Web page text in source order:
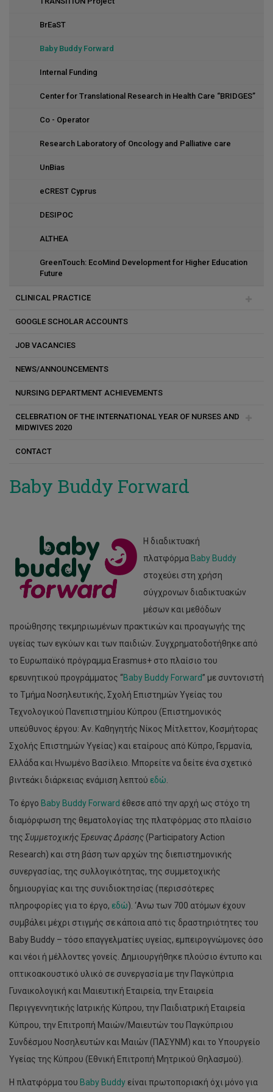
BrEaST
Baby Buddy Forward
Internal Funding
Center for Translational Research in Health Care “BRIDGES”
Co - Operator
Research Laboratory of Oncology and Palliative care
UnBias
eCREST Cyprus
DESIPOC
ALTHEA
GreenTouch: EcoMind Development for Higher Education
Future
CLINICAL PRACTICE
Εξασφάλιση έγκρισης πρακτικής άσκησης
Κανονισμοί κλινικής άσκησης προπτυχιακών φοιτητών
Κανονισμοί κλινικής άσκησης μεταπτυχιακών φοιτητών
Practicum / Clinical Training
Πολιτική Κλινικής Άσκησης
μεταπτυχιακών φοιτητών
νοσηλευτήρια
GOOGLE SCHOLAR ACCOUNTS
JOB VACANCIES
NEWS/ANNOUNCEMENTS
NURSING DEPARTMENT ACHIEVEMENTS
CELEBRATION OF THE INTERNATIONAL YEAR OF NURSES AND
MIDWIVES 2020
Greeting
Labs
CONTACT
Baby Buddy Forward
Η διαδικτυακή
πλατφόρμα Baby Buddy
στοχεύει στη χρήση
σύγχρονων διαδικτυακών
μέσων και μεθόδων
προώθησης τεκμηριωμένων πρακτικών και προαγωγής της
υγείας των εγκύων και των παιδιών. Συγχρηματοδοτήθηκε από
το Ευρωπαϊκό πρόγραμμα Erasmus+ στο πλαίσιο του
ερευνητικού προγράμματος “Baby Buddy Forward” με συντονιστή
το Τμήμα Νοσηλευτικής, Σχολή Επιστημών Υγείας του
Τεχνολογικού Πανεπιστημίου Κύπρου (Επιστημονικός
υπεύθυνος έργου: Αν. Καθηγητής Νίκος Μίτλεττον, Κοσμήτορας
Σχολής Επιστημών Υγείας) και εταίρους από Κύπρο, Γερμανία,
Ελλάδα και Ηνωμένο Βασίλειο. Μπορείτε να δείτε ένα σχετικό
βιντεάκι διάρκειας ενάμιση λεπτού εδώ
Το έργο Baby Buddy Forward έθεσε από την αρχή ως στόχο τη
διαμόρφωση της θεματολογίας της πλατφόρμας στο πλαίσιο
της Συμμετοχικής Έρευνας Δράσης (Participatory Action
Research) και στη βάση των αρχών της διεπιστημονικής
συνεργασίας, της συλλογικότητας, της συμμετοχικής
δημιουργίας και της συνιδιοκτησίας (περισσότερες
πληροφορίες για το έργο, εδώ). ‘Ανω των 700 ατόμων έχουν
συμβάλει μέχρι στιγμής σε κάποια από τις δραστηριότητες του
Baby Buddy – τόσο επαγγελματίες υγείας, εμπειρογνώμονες όσο
και νέοι ή μέλλοντες γονείς. Δημιουργήθηκε πλούσιο έντυπο και
οπτικοακουστικό υλικό σε συνεργασία με την Παγκύπρια
Γυναικολογική και Μαιευτική Εταιρεία, την Εταιρεία
Περιγγεννητικής Ιατρικής Κύπρου, την Παιδιατρική Εταιρεία
Κύπρου, την Επιτροπή Μαιών/Μαιευτών του Παγκύπριου
Συνδέσμου Νοσηλευτών και Μαιών (ΠΑΣΥΝΜ) και το Υπουργείο
Υγείας της Κύπρου (Εθνική Επιτροπή Μητρικού Θηλασμού).
Η πλατφόρμα του Baby Buddy είναι πρωτοποριακή όχι μόνο για